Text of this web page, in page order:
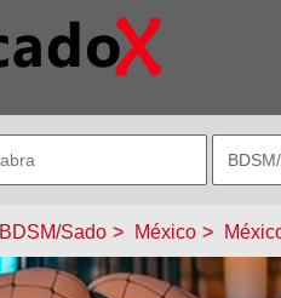
BDSM/Sado México